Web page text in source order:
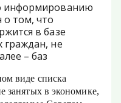
информированию
том, что
в базе
граждан, не
– баз
виде списка
занятых в экономике,